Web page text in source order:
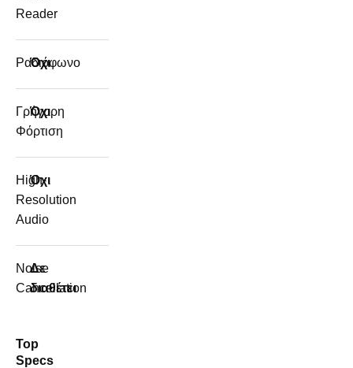
Reader
Ραδιόφωνο
Όχι
Γρήγορη
Φόρτιση
Όχι
High-
Resolution
Audio
Όχι
Noise
Cancellation
Δε
διαθέτει
Top
Specs